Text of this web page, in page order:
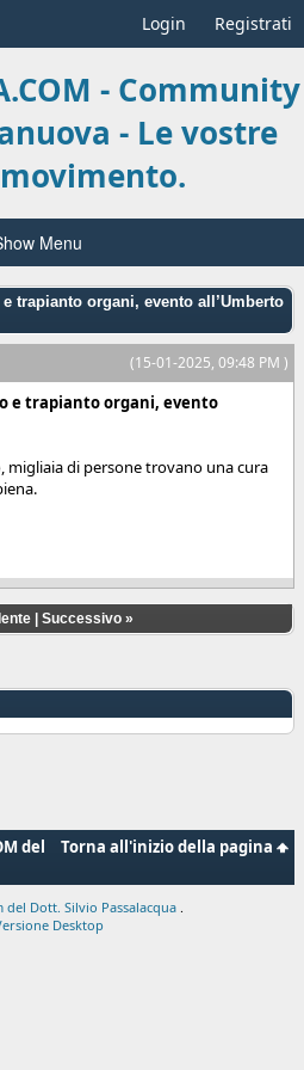
Login Registrati
- Community
- Le vostre
Menu
trapianto organi, evento all’Umberto
(15-01-2025, 09:48 PM )
e trapianto organi, evento
migliaia di persone trovano una cura
Successivo »
Torna all'inizio della pagina
del
del Dott. Silvio Passalacqua
Desktop